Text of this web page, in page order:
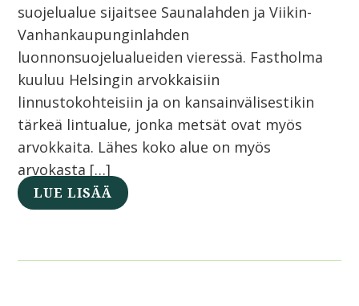
suojelualue sijaitsee Saunalahden ja Viikin-
Vanhankaupunginlahden
luonnonsuojelualueiden vieressä. Fastholma
kuuluu Helsingin arvokkaisiin
linnustokohteisiin ja on kansainvälisestikin
tärkeä lintualue, jonka metsät ovat myös
arvokkaita. Lähes koko alue on myös
arvokasta […]
LUE LISÄÄ